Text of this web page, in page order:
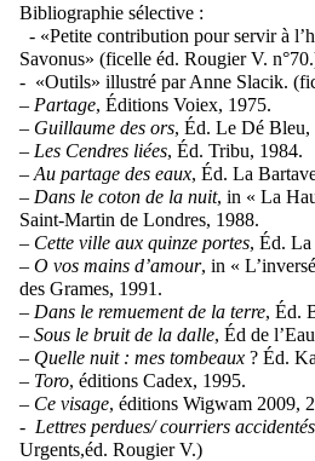
Bibliographie sélective :
- «Petite contribution pour servir à
Savonus» (ficelle éd. Rougier V.
- «Outils» illustré par Anne Slacik.
– Partage, Éditions Voiex, 1975.
– Guillaume des ors, Éd. Le Dé Bleu,
– Les Cendres liées, Éd. Tribu, 1984.
– Au partage des eaux, Éd. La
– Dans le coton de la nuit, in « La
Saint-Martin de Londres, 1988.
– Cette ville aux quinze portes, Éd.
– O vos mains d’amour, in «
des Grames, 1991.
– Dans le remuement de la terre, Éd.
– Sous le bruit de la dalle, Éd de
– Quelle nuit : mes tombeaux ? Éd.
– Toro, éditions Cadex, 1995.
– Ce visage, éditions Wigwam 2009,
- Lettres perdues/ courriers accidentés
Urgents,éd. Rougier V.)